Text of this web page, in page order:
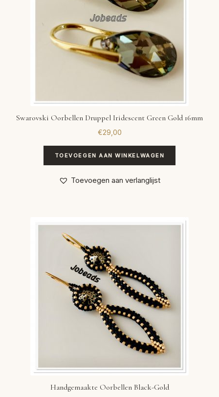
Swarovski Oorbellen Druppel Iridescent Green Gold 16mm
€29,00
TOEVOEGEN AAN WINKELWAGEN
Toevoegen aan verlanglijst
Handgemaakte Oorbellen Black-Gold